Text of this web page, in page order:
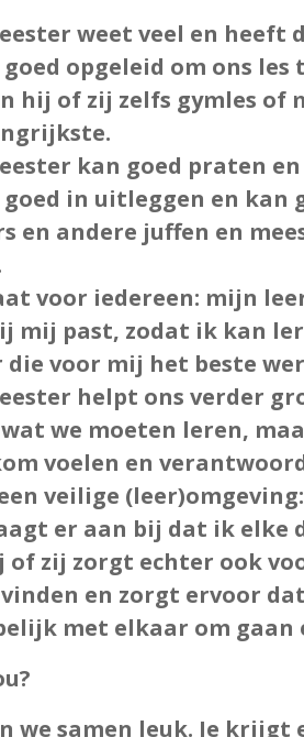
weet veel en heeft
opgeleid om ons les
hij of zij zelfs gymles of
kan goed praten
in uitleggen en kan
en andere juffen en
voor iedereen: mijn
mij past, zodat ik kan
die voor mij het beste
helpt ons verder
we moeten leren,
voelen en
veilige (leer)omgeving
er aan bij dat ik elke
of zij zorgt echter ook
en zorgt ervoor
met elkaar om gaan
we samen leuk. Je krijgt